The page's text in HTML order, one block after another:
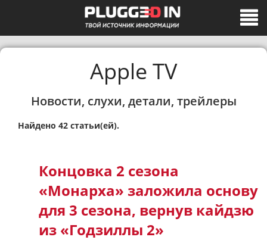
Apple TV
Новости, слухи, детали, трейлеры
Найдено 42 статьи(ей).
Концовка 2 сезона
«Монарха» заложила основу
для 3 сезона, вернув кайдзю
из «Годзиллы 2»